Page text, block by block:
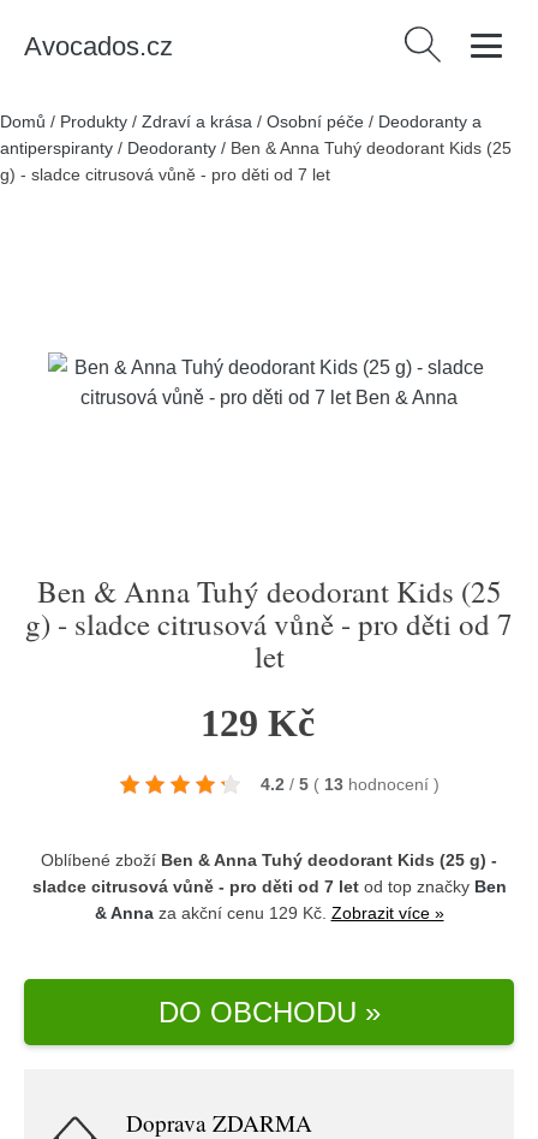
Avocados.cz Vyhledávání
Domů / Produkty / Zdraví a krása / Osobní péče / Deodoranty a
antiperspiranty / Deodoranty / Ben & Anna Tuhý deodorant Kids (25
g) - sladce citrusová vůně - pro děti od 7 let
Ben & Anna Tuhý deodorant Kids (25
g) - sladce citrusová vůně - pro děti od 7
let
129 Kč
4.2 / 5 ( 13 hodnocení )
Oblíbené zboží Ben & Anna Tuhý deodorant Kids (25 g) -
sladce citrusová vůně - pro děti od 7 letod top značky Ben
& Annaza akční cenu 129 Kč. Zobrazit více »
DO OBCHODU »
Doprava ZDARMA